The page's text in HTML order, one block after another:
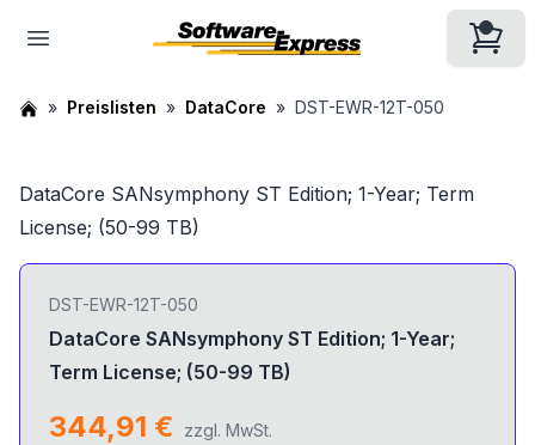
Preislisten DataCore DST-EWR-12T-050
DataCore SANsymphony ST Edition; 1-Year; Term
License; (50-99 TB)
DST-EWR-12T-050
DataCore SANsymphony ST Edition; 1-Year;
Term License; (50-99 TB)
344,91 € zzgl. MwSt.